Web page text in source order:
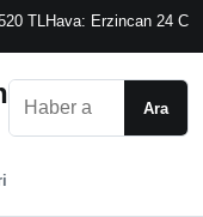
TLHava: Erzincan 24 C
Ara